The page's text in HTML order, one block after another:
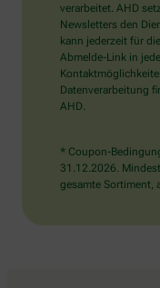
bitte
das
Herz.
verarbeitet. AHD
Newsletters den
kann jederzeit für
Abmelde-Link in
Datenverarbeitung
AHD.
* Coupon-
31.12.2026.
gesamte Sortiment,